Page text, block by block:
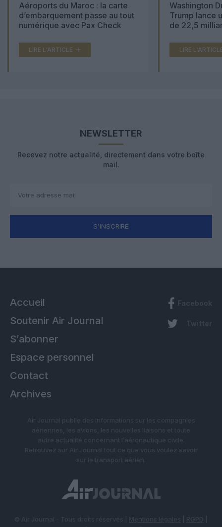
Aéroports du Maroc : la carte
d’embarquement passe au tout
numérique avec Pax Check
LIRE L'ARTICLE
Washington
Trump lance
de 22,5
LIRE
NEWSLETTER
Recevez notre actualité, directement dans votre boîte
mail.
S'INSCRIRE
Accueil
Soutenir Air Journal
S’abonner
Espace personnel
Contact
Archives